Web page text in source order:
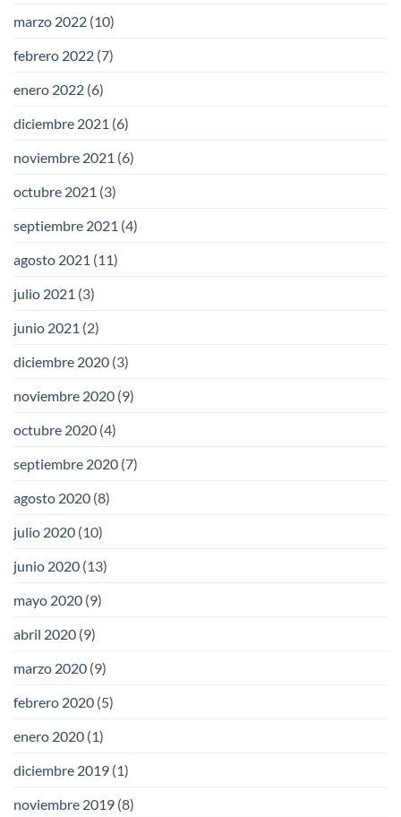
marzo 2022 (10)
febrero 2022 (7)
enero 2022 (6)
diciembre 2021 (6)
noviembre 2021 (6)
octubre 2021 (3)
septiembre 2021 (4)
agosto 2021 (11)
julio 2021 (3)
junio 2021 (2)
diciembre 2020 (3)
noviembre 2020 (9)
octubre 2020 (4)
septiembre 2020 (7)
agosto 2020 (8)
julio 2020 (10)
junio 2020 (13)
mayo 2020 (9)
abril 2020 (9)
marzo 2020 (9)
febrero 2020 (5)
enero 2020 (1)
diciembre 2019 (1)
noviembre 2019 (8)